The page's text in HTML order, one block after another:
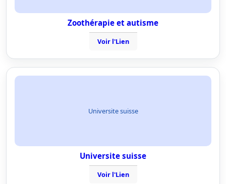
Zoothérapie et autisme
Voir l'Lien
Universite suisse
Universite suisse
Voir l'Lien